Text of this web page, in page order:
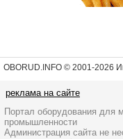
OBORUD.INFO © 2001-2026
реклама на сайте
Портал оборудования для
промышленности
Администрация сайта не